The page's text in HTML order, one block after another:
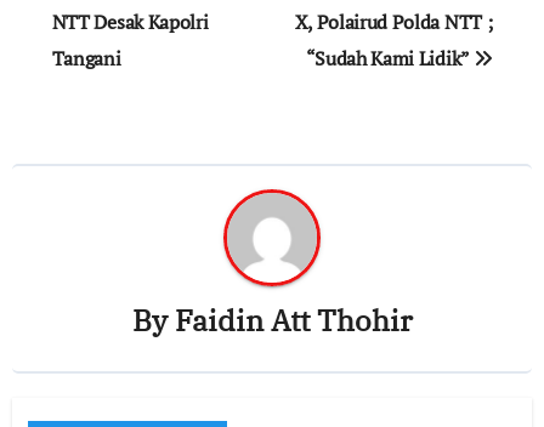
NTT Desak Kapolri
Tangani
X, Polairud Polda NTT ;
“Sudah Kami Lidik”
ByFaidin Att Thohir